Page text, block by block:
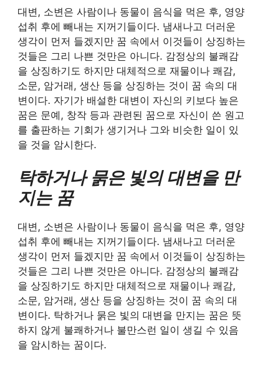
대변, 소변은 사람이나 동물이 음식을 먹은 후, 영양
섭취 후에 빼내는 지꺼기들이다. 냄새나고 더러운
생각이 먼저 들겠지만 꿈 속에서 이것들이 상징하는
것들은 그리 나쁜 것만은 아니다. 감정상의 불쾌감
을 상징하기도 하지만 대체적으로 재물이나 쾌감,
소문, 암거래, 생산 등을 상징하는 것이 꿈 속의 대
변이다. 자기가 배설한 대변이 자신의 키보다 높은
꿈은 문예, 창작 등과 관련된 꿈으로 자신이 쓴 원고
를 출판하는 기회가 생기거나 그와 비슷한 일이 있
을 것을 암시한다.
탁하거나 묽은 빛의 대변을 만
지는 꿈
대변, 소변은 사람이나 동물이 음식을 먹은 후, 영양
섭취 후에 빼내는 지꺼기들이다. 냄새나고 더러운
생각이 먼저 들겠지만 꿈 속에서 이것들이 상징하는
것들은 그리 나쁜 것만은 아니다. 감정상의 불쾌감
을 상징하기도 하지만 대체적으로 재물이나 쾌감,
소문, 암거래, 생산 등을 상징하는 것이 꿈 속의 대
변이다. 탁하거나 묽은 빛의 대변을 만지는 꿈은 뜻
하지 않게 불쾌하거나 불만스런 일이 생길 수 있음
을 암시하는 꿈이다.